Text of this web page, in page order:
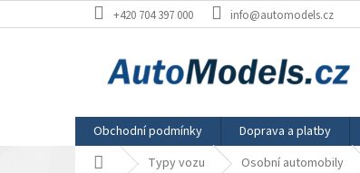
na
+420 704 397 000 info@automodels.cz
Obchodní podmínky Doprava a platby
Domů Typy vozu Osobní automobily